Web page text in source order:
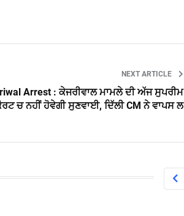
NEXT ARTICLE
Arrest : ਕੇਜਰੀਵਾਲ ਮਾਮਲੇ ਦੀ ਅੱਜ ਸੁਪਰੀਮ
ਚ ਨਹੀਂ ਹੋਵੇਗੀ ਸੁਣਵਾਈ, ਦਿੱਲੀ CM ਨੇ ਵਾਪਸ ਲ